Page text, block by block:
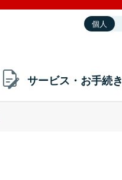
個人
サービス・お手続き